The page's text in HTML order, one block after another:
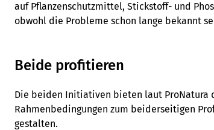
auf Pflanzenschutzmittel, Stickstoff- und
obwohl die Probleme schon lange bekannt
Beide profitieren
Die beiden Initiativen bieten laut ProNatura
Rahmenbedingungen zum beiderseitigen
gestalten.